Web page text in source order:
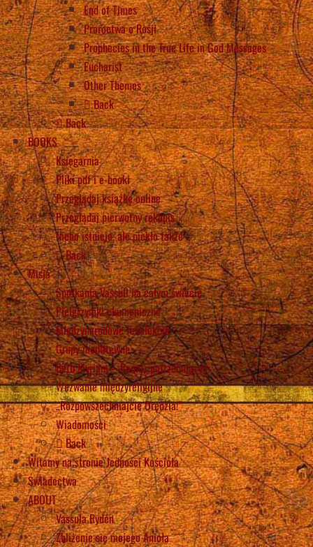
End of Times
Proroctwa o Rosji
Prophecies in the True Life in God Messages
Eucharist
Other Themes
Back
Back
BOOKS
Księgarnia
Pliki pdf i e-booki
Przeglądaj książkę online
Przeglądaj pierwotny rękopis
Niebo istnieje, ale piekło także
Back
Misja
Spotkania Vassuli na całym świecie
Pielgrzymki ekumeniczne
Międzynarodowe rekolekcje
Grupy modlitewne
Beth Myriam – Pomóż potrzebującym
Wezwanie międzyreligijne
„Rozpowszechniajcie Orędzia!”
Wiadomości
Back
Witamy na stronie Jedności Kościoła
Świadectwa
ABOUT
Vassula Rydén
Zbliżenie się mojego Anioła